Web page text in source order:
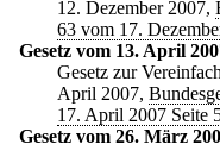
12. Dezember 2007,
63 vom 17.
Gesetz vom 13. April
Gesetz zur
April 2007,
17. April 2007 Seite
Gesetz vom 26. März